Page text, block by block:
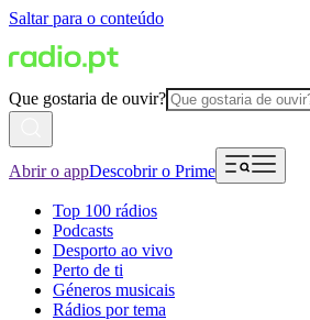
Saltar para o conteúdo
Que gostaria de ouvir?
Abrir o appDescobrir o Prime
Top 100 rádios
Podcasts
Desporto ao vivo
Perto de ti
Géneros musicais
Rádios por tema